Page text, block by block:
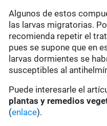
Algunos de estos
las larvas migratorias.
recomienda repetir el
pues se supone que en
larvas dormientes se
susceptibles al
Puede interesarle el
plantas y remedios
(enlace).